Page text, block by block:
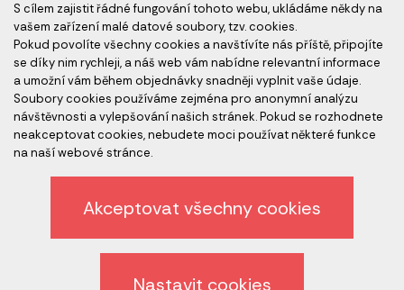
www.cems-cz.comwww.pharmaeducation.sk
Člen skupiny
Ochrana osobních údajů
S cílem zajistit řádné fungování tohoto webu, ukládáme někdy na
vašem zařízení malé datové soubory, tzv. cookies.
Pokud povolíte všechny cookies a navštívíte nás příště, připojíte
se díky nim rychleji, a náš web vám nabídne relevantní informace
a umožní vám během objednávky snadněji vyplnit vaše údaje.
Soubory cookies používáme zejména pro anonymní analýzu
návštěvnosti a vylepšování našich stránek. Pokud se rozhodnete
neakceptovat cookies, nebudete moci používat některé funkce
na naší webové stránce.
Akceptovat všechny cookies
Nastavit cookies